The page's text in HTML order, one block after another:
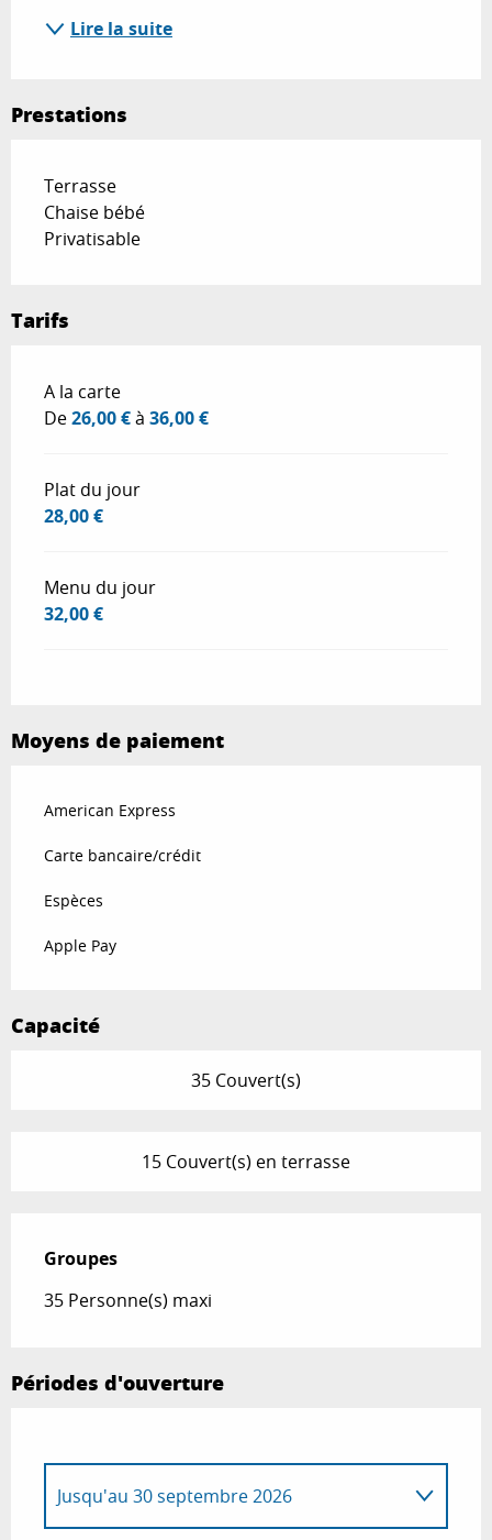
Lire la suite
Prestations
Terrasse
Chaise bébé
Privatisable
Tarifs
Tarifs 2026
A la carte
De26,00 €à 36,00 €
Plat du jour
28,00 €
Menu du jour
32,00 €
Moyens de paiement
American Express
Carte bancaire/crédit
Espèces
Apple Pay
Capacité
35 Couvert(s)
15 Couvert(s) en terrasse
Groupes
Groupes
35 Personne(s) maxi
Périodes d'ouverture
Jusqu'au 30 septembre 2026